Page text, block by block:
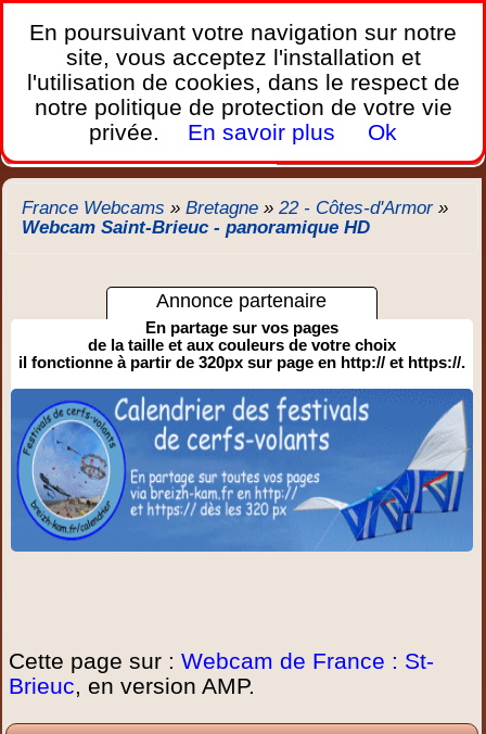
France Webcams,
Les webcams sur mobiles, portables et PC.
Home Bretagne Corse Plages Ports Montagnes
Trafic Chercher New
France Webcams »Bretagne »22 - Côtes-d'Armor»
Webcam Saint-Brieuc - panoramique HD
Annonce partenaire
En partage sur vos pages
de la taille et aux couleurs de votre choix
il fonctionne à partir de 320px sur page en http:// et https://.
Cette page sur :Webcam de France : St-
Brieuc, en version AMP.
En poursuivant votre navigation sur notre
site, vous acceptez l'installation et
l'utilisation de cookies, dans le respect de
notre politique de protection de votre vie
privée.
En savoir plus Ok